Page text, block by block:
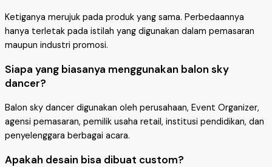
Ketiganya merujuk pada produk yang sama. Perbedaannya
hanya terletak pada istilah yang digunakan dalam pemasaran
maupun industri promosi.
Siapa yang biasanya menggunakan balon sky
dancer?
Balon sky dancer digunakan oleh perusahaan, Event Organizer,
agensi pemasaran, pemilik usaha retail, institusi pendidikan, dan
penyelenggara berbagai acara.
Apakah desain bisa dibuat custom?